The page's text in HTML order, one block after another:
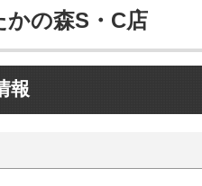
の森S・C店
報